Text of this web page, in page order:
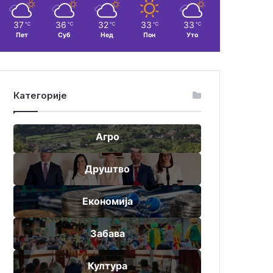
37 ℃
Пет
36 ℃
Суб
32 ℃
Нед
33 ℃
Пон
33 ℃
Уто
Категорије
Агро
Друштво
Економија
Забава
Култура